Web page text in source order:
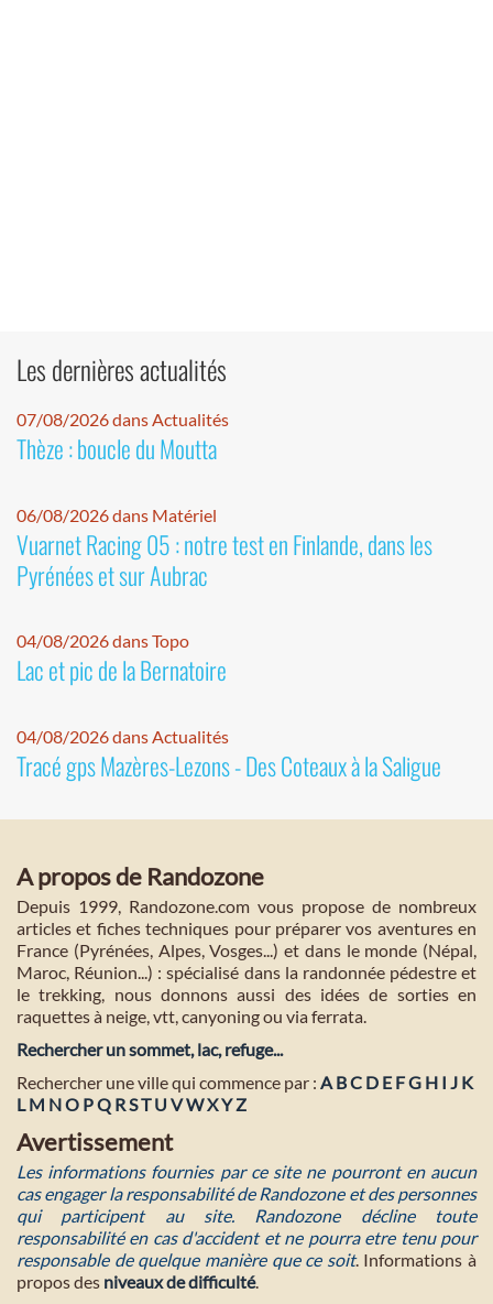
Les dernières actualités
07/08/2026 dans Actualités
Thèze : boucle du Moutta
06/08/2026 dans Matériel
Vuarnet Racing 05 : notre test en Finlande, dans les
Pyrénées et sur Aubrac
04/08/2026 dans Topo
Lac et pic de la Bernatoire
04/08/2026 dans Actualités
Tracé gps Mazères-Lezons - Des Coteaux à la Saligue
A propos de Randozone
Depuis 1999, Randozone.com vous propose de nombreux
articles et fiches techniques pour préparer vos aventures en
France (Pyrénées, Alpes, Vosges...) et dans le monde (Népal,
Maroc, Réunion...) : spécialisé dans la randonnée pédestre et
le trekking, nous donnons aussi des idées de sorties en
raquettes à neige, vtt, canyoning ou via ferrata.
Rechercher un sommet, lac, refuge...
Rechercher une ville qui commence par : A BC D E FG H I J K
L M NO PQ R ST U VWXY Z
Avertissement
Les informations fournies par ce site ne pourront en aucun
cas engager la responsabilité de Randozone et des personnes
qui participent au site. Randozone décline toute
responsabilité en cas d'accident et ne pourra etre tenu pour
responsable de quelque manière que ce soit. Informations à
propos des niveaux de difficulté.